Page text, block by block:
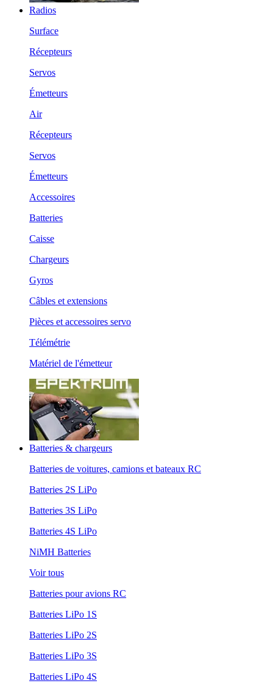
Radios
Surface
Récepteurs
Servos
Émetteurs
Air
Récepteurs
Servos
Émetteurs
Accessoires
Batteries
Caisse
Chargeurs
Gyros
Câbles et extensions
Pièces et accessoires servo
Télémétrie
Matériel de l'émetteur
Batteries & chargeurs
Batteries de voitures, camions et bateaux RC
Batteries 2S LiPo
Batteries 3S LiPo
Batteries 4S LiPo
NiMH Batteries
Voir tous
Batteries pour avions RC
Batteries LiPo 1S
Batteries LiPo 2S
Batteries LiPo 3S
Batteries LiPo 4S